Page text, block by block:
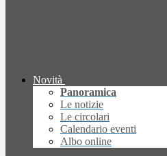
Novità
Panoramica
Le notizie
Le circolari
Calendario eventi
Albo online